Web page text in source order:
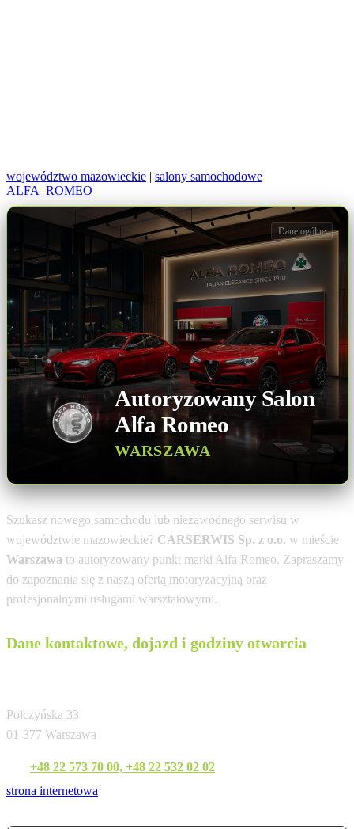
województwo mazowieckie | salony samochodowe
ALFA_ROMEO
Autoryzowany Salon
Alfa Romeo
WARSZAWA
Dane ogólne
Szukasz nowego samochodu lub niezawodnego serwisu w
województwie mazowieckie? CARSERWIS Sp. z o.o. w mieście
Warszawa to autoryzowany punkt marki Alfa Romeo. Zapraszamy
do zapoznania się z naszą ofertą motoryzacyjną oraz
profesjonalnymi usługami warsztatowymi.
Dane kontaktowe, dojazd i godziny otwarcia
Połczyńska 33
01-377 Warszawa
+48 22 573 70 00, +48 22 532 02 02
strona internetowa